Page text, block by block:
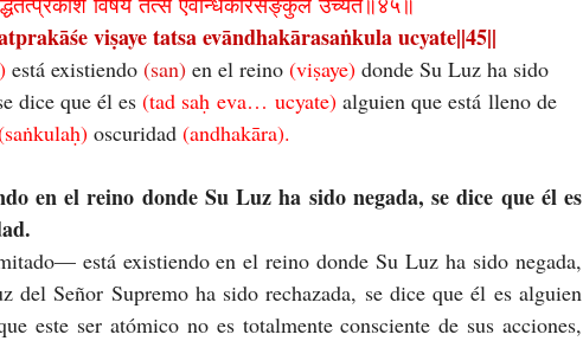
viṣaye tatsa evāndhakārasaṅkula ucyate||45||
está existiendo (san) en el reino (viṣaye) donde Su Luz ha sido
dice que él es (tad saḥ eva… ucyate) alguien que está lleno de
oscuridad (andhakāra).
en el reino donde Su Luz ha sido negada, se dice que él es
está existiendo en el reino donde Su Luz ha sido negada,
del Señor Supremo ha sido rechazada, se dice que él es alguien
este ser atómico no es totalmente consciente de sus acciones,